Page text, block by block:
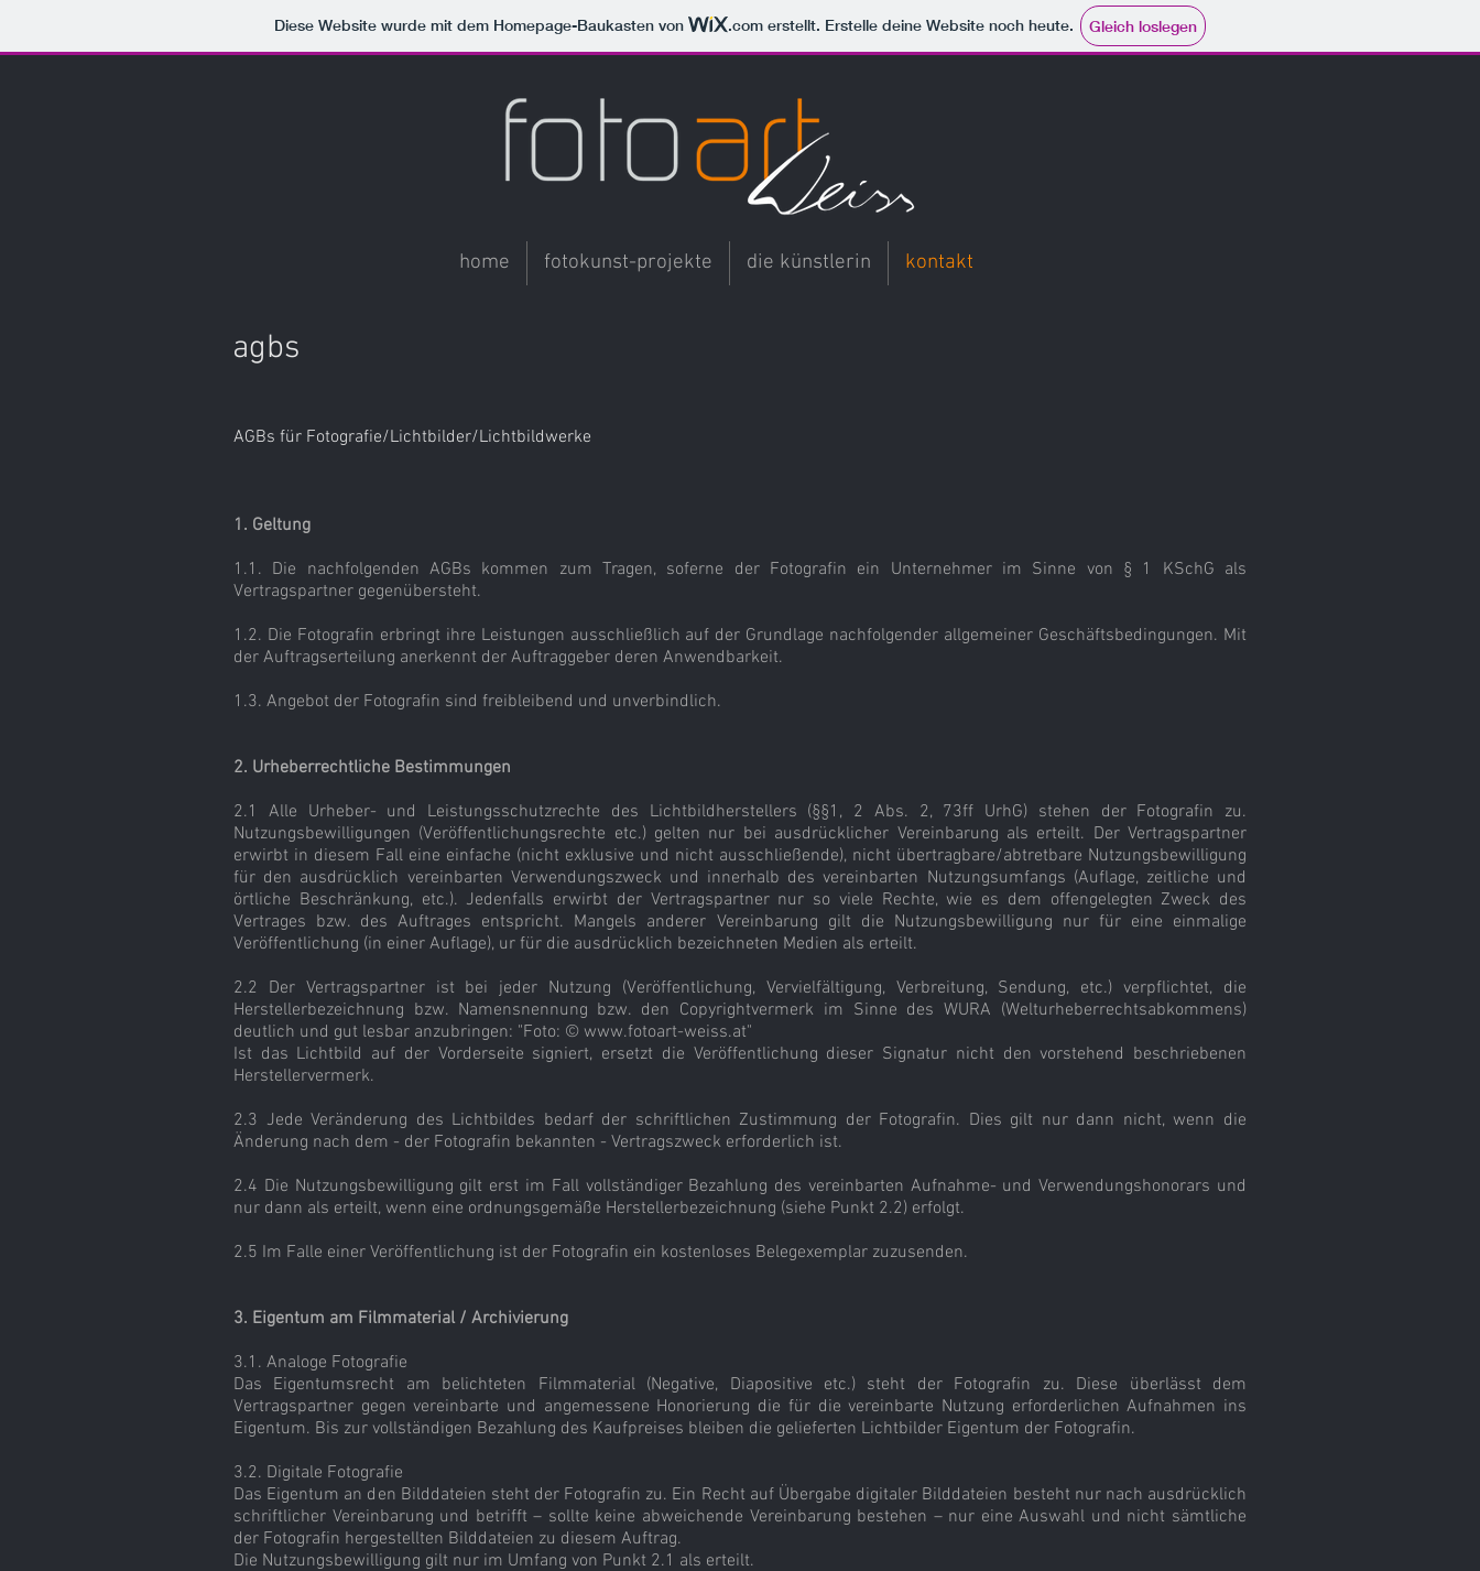
Diese Website wurde mit dem Homepage-Baukasten von .com erstellt. Erstelle deine Website noch heute. Gleich loslegen
home fotokunst-projekte die künstlerin kontakt
agbs
AGBs für Fotografie/Lichtbilder/Lichtbildwerke
1. Geltung
1.1. Die nachfolgenden AGBs kommen zum Tragen, soferne der Fotografin ein Unternehmer im Sinne von § 1 KSchG als
Vertragspartner gegenübersteht.
1.2. Die Fotografin erbringt ihre Leistungen ausschließlich auf der Grundlage nachfolgender allgemeiner Geschäftsbedingungen. Mit
der Auftragserteilung anerkennt der Auftraggeber deren Anwendbarkeit.
1.3. Angebot der Fotografin sind freibleibend und unverbindlich.
2. Urheberrechtliche Bestimmungen
2.1 Alle Urheber- und Leistungsschutzrechte des Lichtbildherstellers (§§1, 2 Abs. 2, 73ff UrhG) stehen der Fotografin zu.
Nutzungsbewilligungen (Veröffentlichungsrechte etc.) gelten nur bei ausdrücklicher Vereinbarung als erteilt. Der Vertragspartner
erwirbt in diesem Fall eine einfache (nicht exklusive und nicht ausschließende), nicht übertragbare/abtretbare Nutzungsbewilligung
für den ausdrücklich vereinbarten Verwendungszweck und innerhalb des vereinbarten Nutzungsumfangs (Auflage, zeitliche und
örtliche Beschränkung, etc.). Jedenfalls erwirbt der Vertragspartner nur so viele Rechte, wie es dem offengelegten Zweck des
Vertrages bzw. des Auftrages entspricht. Mangels anderer Vereinbarung gilt die Nutzungsbewilligung nur für eine einmalige
Veröffentlichung (in einer Auflage), ur für die ausdrücklich bezeichneten Medien als erteilt.
2.2 Der Vertragspartner ist bei jeder Nutzung (Veröffentlichung, Vervielfältigung, Verbreitung, Sendung, etc.) verpflichtet, die
Herstellerbezeichnung bzw. Namensnennung bzw. den Copyrightvermerk im Sinne des WURA (Welturheberrechtsabkommens)
deutlich und gut lesbar anzubringen: "Foto: © www.fotoart-weiss.at"
Ist das Lichtbild auf der Vorderseite signiert, ersetzt die Veröffentlichung dieser Signatur nicht den vorstehend beschriebenen
Herstellervermerk.
2.3 Jede Veränderung des Lichtbildes bedarf der schriftlichen Zustimmung der Fotografin. Dies gilt nur dann nicht, wenn die
Änderung nach dem - der Fotografin bekannten - Vertragszweck erforderlich ist.
2.4 Die Nutzungsbewilligung gilt erst im Fall vollständiger Bezahlung des vereinbarten Aufnahme- und Verwendungshonorars und
nur dann als erteilt, wenn eine ordnungsgemäße Herstellerbezeichnung (siehe Punkt 2.2) erfolgt.
2.5 Im Falle einer Veröffentlichung ist der Fotografin ein kostenloses Belegexemplar zuzusenden.
3. Eigentum am Filmmaterial / Archivierung
3.1. Analoge Fotografie
Das Eigentumsrecht am belichteten Filmmaterial (Negative, Diapositive etc.) steht der Fotografin zu. Diese überlässt dem
Vertragspartner gegen vereinbarte und angemessene Honorierung die für die vereinbarte Nutzung erforderlichen Aufnahmen ins
Eigentum. Bis zur vollständigen Bezahlung des Kaufpreises bleiben die gelieferten Lichtbilder Eigentum der Fotografin.
3.2. Digitale Fotografie
Das Eigentum an den Bilddateien steht der Fotografin zu. Ein Recht auf Übergabe digitaler Bilddateien besteht nur nach ausdrücklich
schriftlicher Vereinbarung und betrifft – sollte keine abweichende Vereinbarung bestehen – nur eine Auswahl und nicht sämtliche
der Fotografin hergestellten Bilddateien zu diesem Auftrag.
Die Nutzungsbewilligung gilt nur im Umfang von Punkt 2.1 als erteilt.